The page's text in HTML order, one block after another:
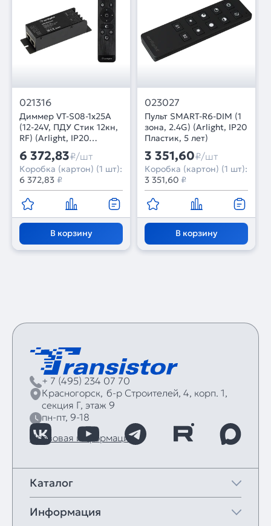
021316
Диммер VT-S08-1x25A
(12-24V, ПДУ Стик 12кн,
RF) (Arlight, IP20
Металл, 3 года)
6 372,83₽/шт
Коробка (картон) (1 шт):
6 372,83 ₽
В корзину
023027
Пульт SMART-R6-DIM (1
зона, 2.4G) (Arlight, IP20
Пластик, 5 лет)
3 351,60₽/шт
Коробка (картон) (1 шт):
3 351,60 ₽
В корзину
+ 7 (495) 234 07 70
Красногорск, б‑р Строителей, 4, корп. 1,
секция Г, этаж 9
пн-пт, 9-18
Правовая информация
Каталог
Информация